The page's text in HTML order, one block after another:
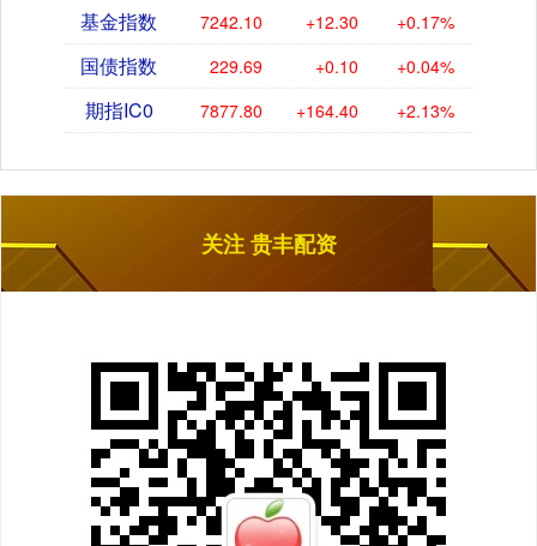
基金指数 7242.10 +12.30 +0.17%
国债指数 229.69 +0.10 +0.04%
期指IC0 7877.80 +164.40 +2.13%
关注 贵丰配资